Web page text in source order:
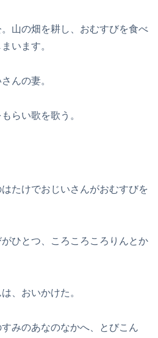
山の畑を耕し、おむすびを食べ
います。
んの妻。
らい歌を歌う。
たけでおじいさんがおむすびを
がひとつ、ころころころりんとか
、おいかけた。
みのあなのなかへ、とびこん